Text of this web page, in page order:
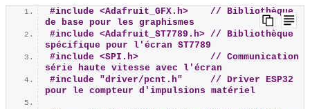
#include <Adafruit_GFX.h>    // Bibliothèque
de base pour les graphismes
#include <Adafruit_ST7789.h> // Bibliothèque
spécifique pour l'écran ST7789
#include <SPI.h>             // Communication
série haute vitesse avec l'écran
#include "driver/pcnt.h"     // Driver ESP32
pour le compteur d'impulsions matériel